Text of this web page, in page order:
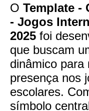
O Template -
- Jogos
2025 foi
que buscam
dinâmico para
presença nos
escolares.
símbolo